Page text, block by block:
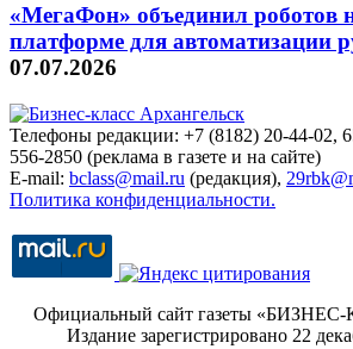
«МегаФон» объединил роботов
платформе для автоматизации
07.07.2026
Телефоны редакции: +7 (8182) 20-44-02,
556-2850 (реклама в газете и на сайте)
E-mail: bclass@mail.ru (редакция),
Политика конфиденциальности.
Официальный сайт газеты «БИЗНЕС-
Издание зарегистрировано 22